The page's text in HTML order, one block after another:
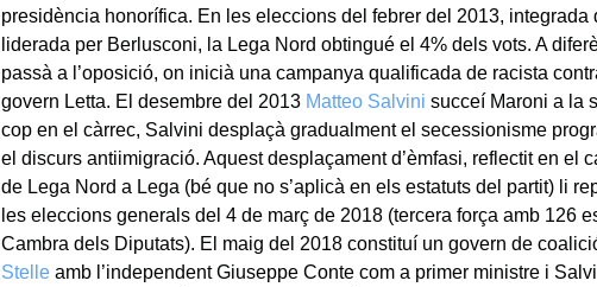
presidència honorífica. En les eleccions del febrer del 2013, integrada
liderada per Berlusconi, la Lega Nord obtingué el 4% dels vots. A
passà a l’oposició, on inicià una campanya qualificada de racista
govern Letta. El desembre del 2013 Matteo Salvini succeí Maroni a la
cop en el càrrec, Salvini desplaçà gradualment el secessionisme
el discurs antiimigració. Aquest desplaçament d’èmfasi, reflectit en el
de Lega Nord a Lega (bé que no s’aplicà en els estatuts del partit) li
les eleccions generals del 4 de març de 2018 (tercera força amb 126
Cambra dels Diputats). El maig del 2018 constituí un govern de
Stelle amb l’independent Giuseppe Conte com a primer ministre i